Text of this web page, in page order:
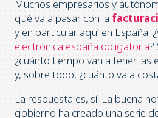
Muchos empresarios y
qué va a pasar con la
y en particular aquí en España.
electrónica españa obligatoria?
¿cuánto tiempo van a tener las
y, sobre todo, ¿cuánto va a
La respuesta es, sí. La buena
gobierno ha creado una serie